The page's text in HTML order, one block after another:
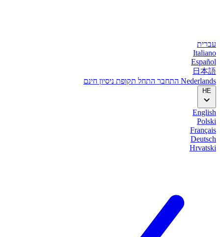
עברית
Italiano
Español
日本語
Nederlands התחבר התחל תקופת ניסיון חינם
HE
English
Polski
Français
Deutsch
Hrvatski